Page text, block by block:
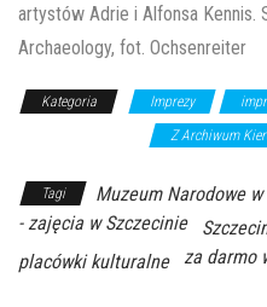
artystów Adrie i Alfonsa Kennis.
Archaeology, fot. Ochsenreiter
Kategoria Imprezy
Z Archiwum
Tagi Muzeum Narodowe
- zajęcia w Szczecinie
placówki kulturalne
za darmo